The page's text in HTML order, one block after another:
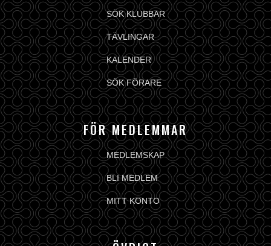
SÖK KLUBBAR
TÄVLINGAR
KALENDER
SÖK FÖRARE
FÖR MEDLEMMAR
MEDLEMSKAP
BLI MEDLEM
MITT KONTO